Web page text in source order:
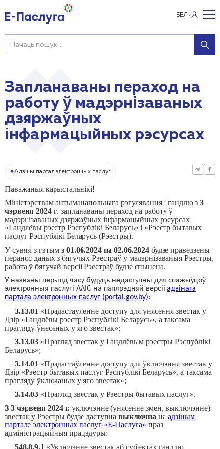
БЕЛ
Запланаваны пераход на
работу ў мадэрнізаваных
дзяржаўных
інфармацыйных рэсурсах
Адзіны партал электронных паслуг
Паважаныя карыстальнікі!
Міністэрствам антыманапольнага рэгулявання і гандлю з 3
чэрвеня 2024 г. запланаваны пераход на работу ў
мадэрнізаваных дзяржаўных інфармацыйных рэсурсах
«Гандлёвы рэестр Рэспублікі Беларусь» і «Рэестр бытавых
паслуг Рэспублікі Беларусь (Рэестры).
У сувязі з гэтым з 01.06.2024 па 02.06.2024 будзе праведзены
перанос даных з бягучых Рэестраў у мадэрнізаваныя Рэестры,
работа ў бягучай версіі Рэестраў будзе спынена.
У названы перыяд часу будуць недаступны для спажыўцоў
электронныя паслугі ААІС на папярэдняй версіі адзінага
партала электронных паслуг (portal.gov.by):
3.13.01 «Прадастаўленне доступу для ўнясення звестак у
Дзір «Гандлёвы рэестр Рэспублікі Беларусь», а таксама
прагляду ўнесеных у яго звестак»;
3.13.03 «Прагляд звестак у Гандлёвым рэестры Рэспублікі
Беларусь»;
3.14.01 «Прадастаўленне доступу для ўключэння звестак у
Дзір «Рэестр бытавых паслуг Рэспублікі Беларусь», а таксама
прагляду ўключаных у яго звестак»;
3.14.03 «Прагляд звестак у Рэестры бытавых паслуг».
З 3 чэрвеня 2024 г. уключэнне (унясенне змен, выключэнне)
звестак у Рэестры будзе даступна выключна на адзіным
партале электронных паслуг «Е-Паслуга» праз
адміністрацыйныя працэдуры:
548.8.9.1 «Уключэнне звестак аб суб'ектах гандлю,